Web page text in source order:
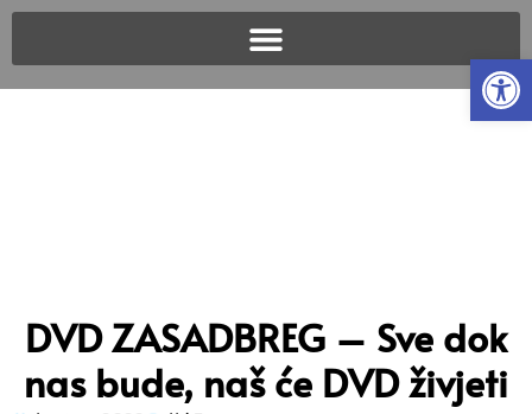
DVD ZASADBREG – Sve dok
nas bude, naš će DVD živjeti